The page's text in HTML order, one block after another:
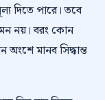
দিতে পারে। তবে
নয়। বরং কোন
মানব সিদ্ধান্ত